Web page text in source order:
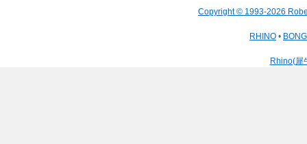
Copyright © 1993-2026
RHINO •
Rhino(犀